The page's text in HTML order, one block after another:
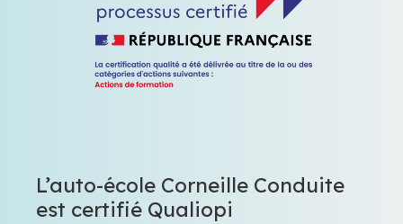
L’auto-école Corneille Conduite
est certifié Qualiopi